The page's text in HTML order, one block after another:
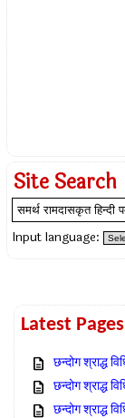
Site Search
Input language:
Latest Pages
छन्दोग श्राद्ध
छन्दोग श्राद्ध
छन्दोग श्राद्ध